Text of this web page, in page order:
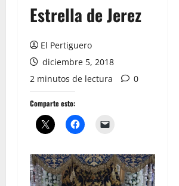
Estrella de Jerez
El Pertiguero
diciembre 5, 2018
2 minutos de lectura
0
Comparte esto: